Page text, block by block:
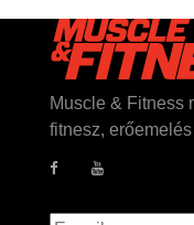
Muscle & Fitness
fitnesz,